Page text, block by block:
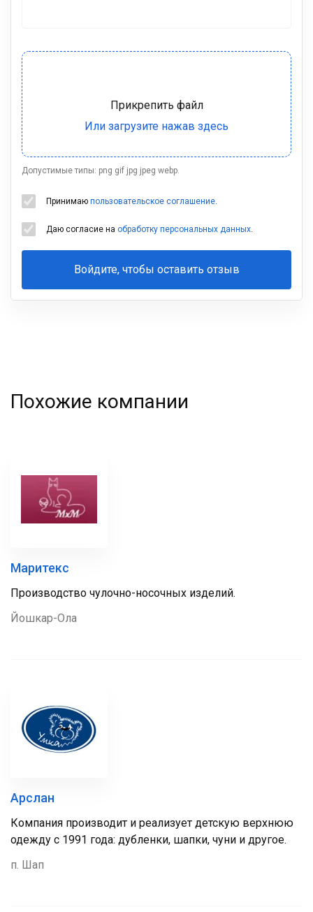
Допустимые типы: png gif jpg jpeg webp.
Принимаю пользовательское соглашение.
Даю согласие на обработку персональных данных.
Войдите, чтобы оставить отзыв
Ваша
Похожие компании
Маритекс
Производство чулочно-носочных изделий.
Йошкар-Ола
Арслан
Компания производит и реализует детскую верхнюю
одежду с 1991 года: дубленки, шапки, чуни и другое.
п. Шап